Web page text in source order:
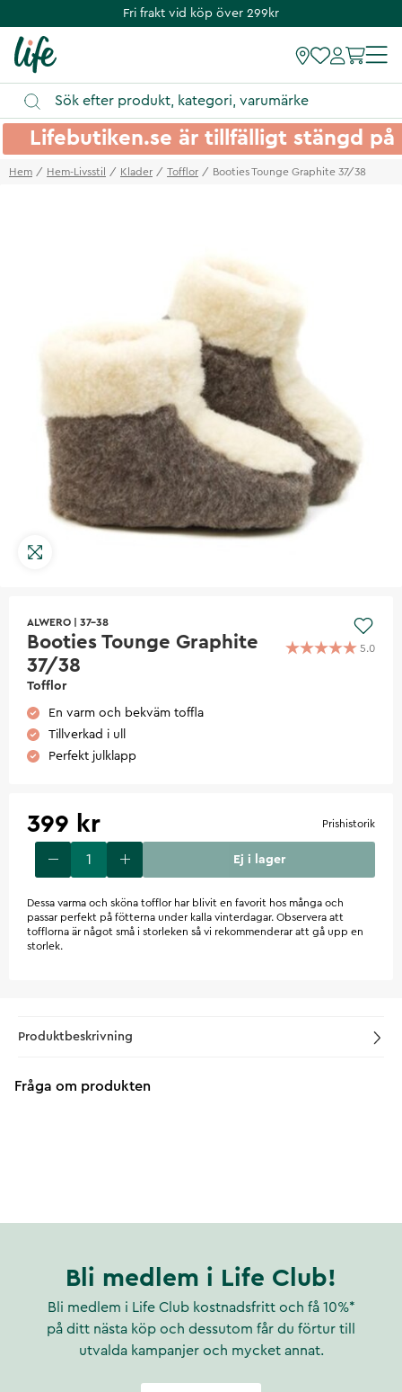
Fri frakt vid köp över 299kr
Lifebutiken.se är tillfälligt stängd
Hem Hem-Livsstil Klader Tofflor Booties Tounge Graphite 37/38
ALWERO 37-38
Booties Tounge Graphite
37/38
Tofflor
5.0
En varm och bekväm toffla
Tillverkad i ull
Perfekt julklapp
399 kr Prishistorik
Ej i lager
Dessa varma och sköna tofflor har blivit en favorit hos många och
passar perfekt på fötterna under kalla vinterdagar. Observera att
tofflorna är något små i storleken så vi rekommenderar att gå upp en
storlek.
Produktbeskrivning
Fråga om produkten
Bli medlem i Life Club!
Bli medlem i Life Club kostnadsfritt och få 10%*
på ditt nästa köp och dessutom får du förtur till
utvalda kampanjer och mycket annat.